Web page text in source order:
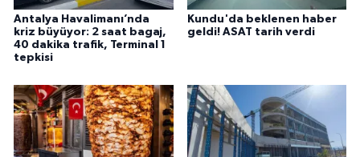
Antalya Havalimanı’nda
kriz büyüyor: 2 saat bagaj,
40 dakika trafik, Terminal 1
tepkisi
Kundu'da beklenen haber
geldi! ASAT tarih verdi